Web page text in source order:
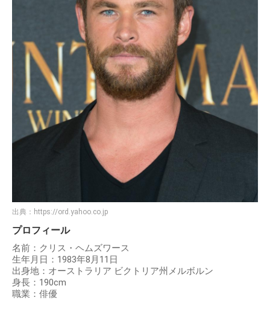
出典： https://ord.yahoo.co.jp
プロフィール
名前：クリス・ヘムズワース
生年月日：1983年8月11日
出身地：オーストラリア ビクトリア州メルボルン
身長：190cm
職業：俳優